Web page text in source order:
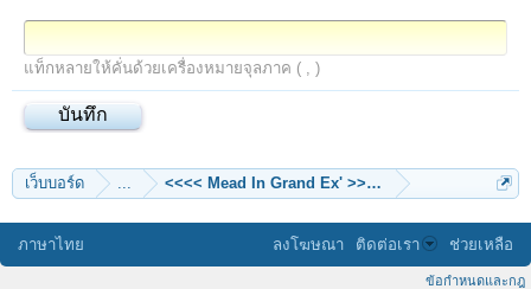
แท็กหลายให้คั่นด้วยเครื่องหมายจุลภาค ( , )
เว็บบอร์ด ... <<<< Mead In Grand Ex' >>>>
ภาษาไทย ลงโฆษณา ติดต่อเรา ช่วยเหลือ
ข้อกำหนดและกฎ